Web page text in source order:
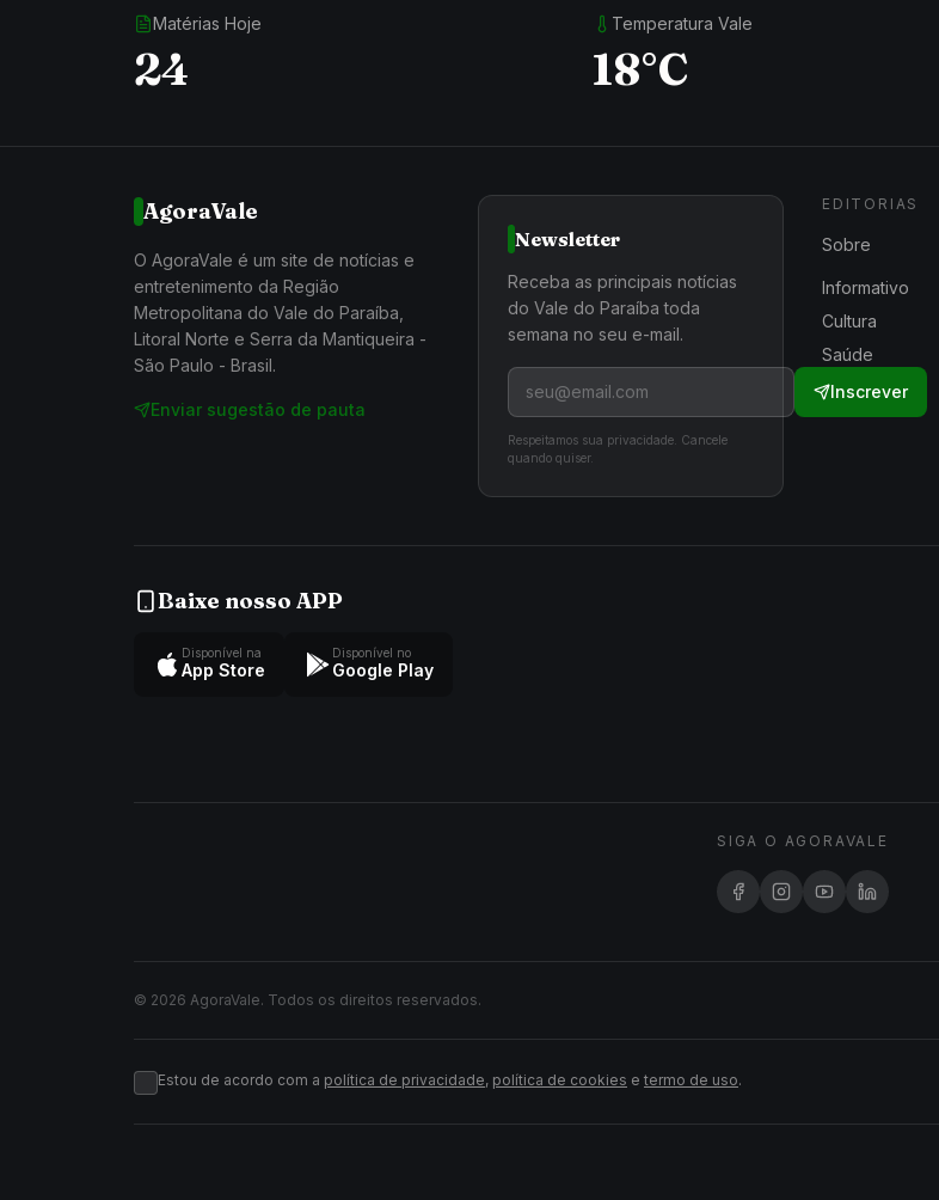
Matérias Hoje
24
Temperatura Vale
18°C
AgoraVale
O AgoraVale é um site de notícias e
entretenimento da Região
Metropolitana do Vale do Paraíba,
Litoral Norte e Serra da Mantiqueira -
São Paulo - Brasil.
Enviar sugestão de pauta
Newsletter
Receba as principais notícias
do Vale do Paraíba toda
semana no seu e-mail.
Inscrever
Respeitamos sua privacidade. Cancele
quando quiser.
EDITORIAS
Sobre
Informativo
Cultura
Saúde
Baixe nosso APP
Disponível na
App Store
Disponível no
Google Play
SIGA O AGORAVALE
© 2026 AgoraVale. Todos os direitos reservados.
Estou de acordo com a política de privacidade, política de cookies e termo de uso.